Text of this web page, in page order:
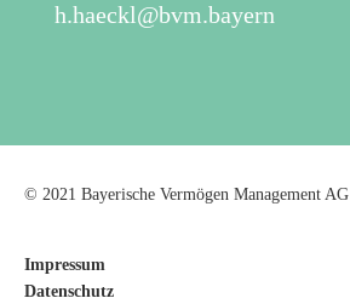
h.haeckl@bvm.bayern
© 2021 Bayerische Vermögen Management AG
Impressum
Datenschutz